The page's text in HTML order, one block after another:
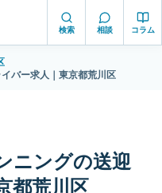
検索 相談 コラム
バー求人｜東京都荒川区
ニングの送迎
都荒川区